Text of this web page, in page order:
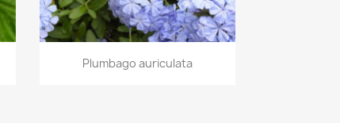
Vista rápida
Plumbago auriculata